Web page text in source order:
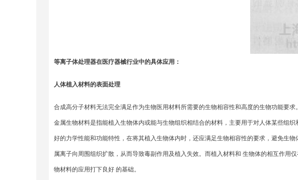
等离子体处理器在医疗器械行业中的具体应用：
人体植入材料的表面处理
合成高分子材料无法完全满足作为生物医用材料所需要的生物相容性和高度的生物功能要
金属生物材料是指能植入生物体内或能与生物组织相结合的材料，主要用于对人体某些组
好的力学性能和功能特性，在将其植入生物体内时，还应满足生物相容性的要求，避免生
属离子向周围组织扩散，从而导致毒副作用及植入失效。而植入材料和 生物体的相互作
物材料的应用打下良好 的基础。